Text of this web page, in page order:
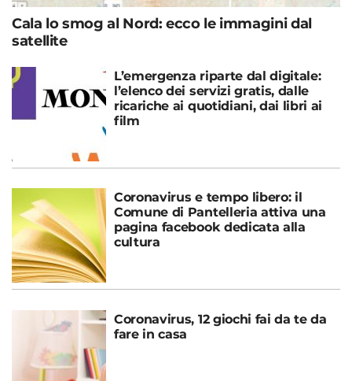
Cala lo smog al Nord: ecco le immagini dal
satellite
L’emergenza riparte dal digitale:
l’elenco dei servizi gratis, dalle
ricariche ai quotidiani, dai libri ai
film
Coronavirus e tempo libero: il
Comune di Pantelleria attiva una
pagina facebook dedicata alla
cultura
Coronavirus, 12 giochi fai da te da
fare in casa